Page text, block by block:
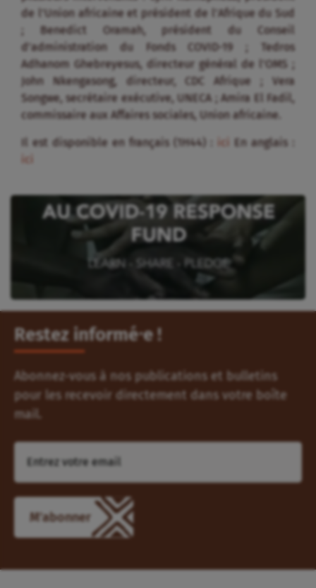
de l’Union africaine et président de l’Afrique du Sud
; Benedict Oramah, président du Conseil
d’administration du Fonds COVID-19 ; Tedros
Adhanom Ghebreyesus, directeur général de l’OMS ;
John Nkengasong, directeur, CDC Afrique ; Vera
Songwe, secrétaire exécutive, UNECA ; Amira El Fadil,
commissaire aux Affaires sociales, Union africaine.
Il est disponible en français (1H44) : ici
En anglais :
ici
Restez informé⸱e !
Abonnez-vous à nos publications et bulletins
pour les recevoir directement dans votre boîte
mail.